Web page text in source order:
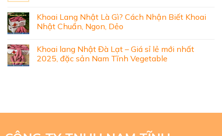
Khoai Lang Nhật Là Gì? Cách Nhận Biết Khoai
Nhật Chuẩn, Ngon, Dẻo
Khoai lang Nhật Đà Lạt – Giá sỉ lẻ mới nhất
2025, đặc sản Nam Tĩnh Vegetable